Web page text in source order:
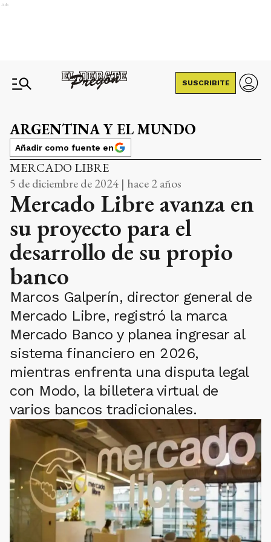
Ads
SUSCRIBITE
ARGENTINA Y EL MUNDO
Añadir como fuente en
MERCADO LIBRE
5 de diciembre de 2024 | hace 2 años
Mercado Libre avanza en
su proyecto para el
desarrollo de su propio
banco
Marcos Galperín, director general de
Mercado Libre, registró la marca
Mercado Banco y planea ingresar al
sistema financiero en 2026,
mientras enfrenta una disputa legal
con Modo, la billetera virtual de
varios bancos tradicionales.